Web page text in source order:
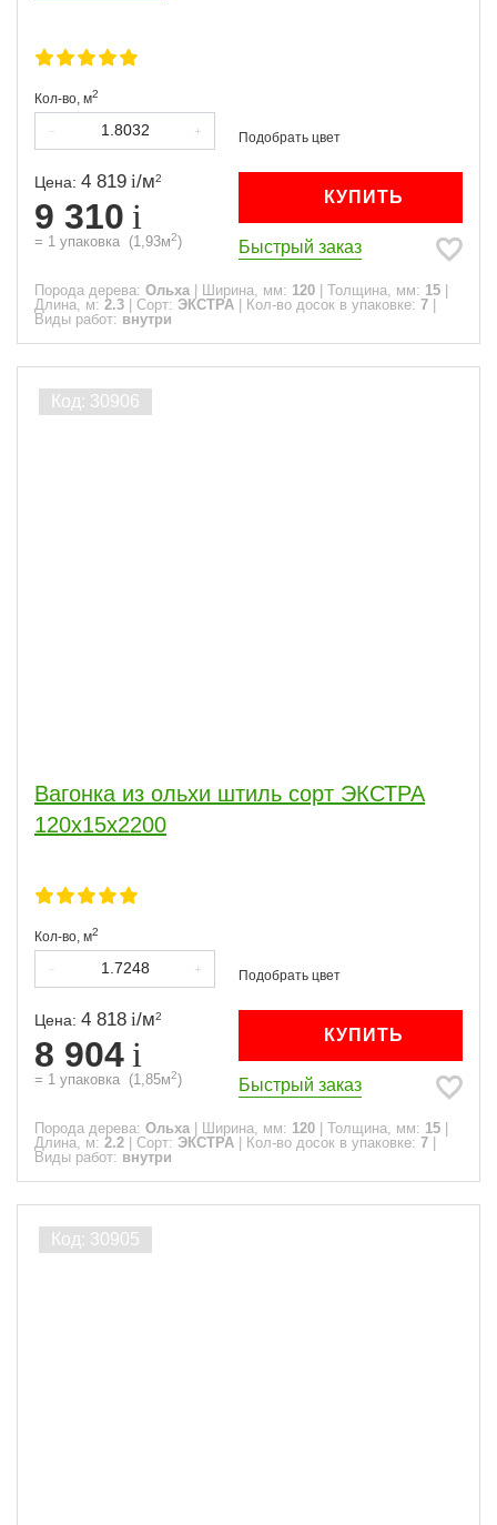
Кол-во, м2
Цена: 4 819 /м2
9 310
= 1 упаковка (1,93м2)
КУПИТЬ
Быстрый заказ
Порода дерева: Ольха Ширина, мм: 120 Толщина, мм: 15
Длина, м: 2.3 Сорт: ЭКСТРА Кол-во досок в упаковке: 7
Виды работ: внутри
Вагонка из ольхи штиль сорт ЭКСТРА
120х15х2200
Кол-во, м2
Цена: 4 818 /м2
8 904
= 1 упаковка (1,85м2)
КУПИТЬ
Быстрый заказ
Порода дерева: Ольха Ширина, мм: 120 Толщина, мм: 15
Длина, м: 2.2 Сорт: ЭКСТРА Кол-во досок в упаковке: 7
Виды работ: внутри